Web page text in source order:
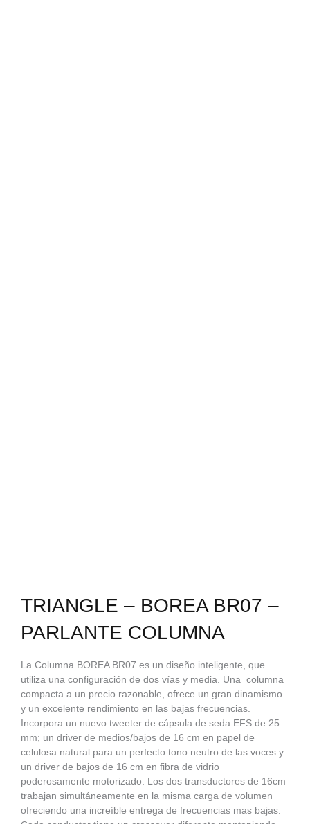
TRIANGLE – BOREA BR07 –
PARLANTE COLUMNA
La Columna BOREA BR07 es un diseño inteligente, que
utiliza una configuración de dos vías y media. Una columna
compacta a un precio razonable, ofrece un gran dinamismo
y un excelente rendimiento en las bajas frecuencias.
Incorpora un nuevo tweeter de cápsula de seda EFS de 25
mm; un driver de medios/bajos de 16 cm en papel de
celulosa natural para un perfecto tono neutro de las voces y
un driver de bajos de 16 cm en fibra de vidrio
poderosamente motorizado. Los dos transductores de 16cm
trabajan simultáneamente en la misma carga de volumen
ofreciendo una increíble entrega de frecuencias mas bajas.